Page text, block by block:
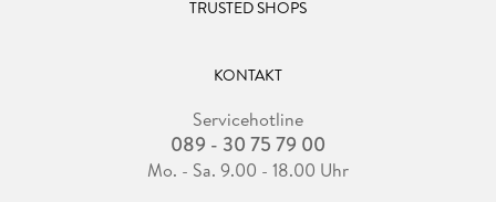
TRUSTED SHOPS
KONTAKT
Servicehotline
089 - 30 75 79 00
Mo. - Sa. 9.00 - 18.00 Uhr